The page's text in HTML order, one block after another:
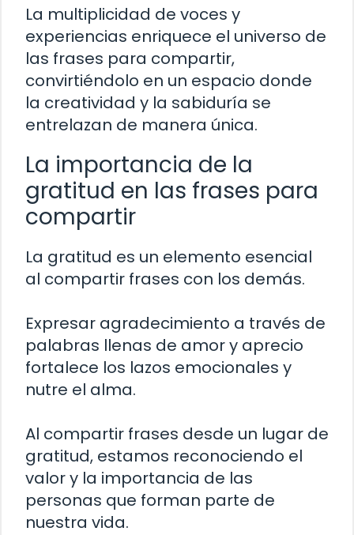
La multiplicidad de voces y
experiencias enriquece el universo de
las frases para compartir,
convirtiéndolo en un espacio donde
la creatividad y la sabiduría se
entrelazan de manera única.
La importancia de la
gratitud en las frases para
compartir
La gratitud es un elemento esencial
al compartir frases con los demás.
Expresar agradecimiento a través de
palabras llenas de amor y aprecio
fortalece los lazos emocionales y
nutre el alma.
Al compartir frases desde un lugar de
gratitud, estamos reconociendo el
valor y la importancia de las
personas que forman parte de
nuestra vida.